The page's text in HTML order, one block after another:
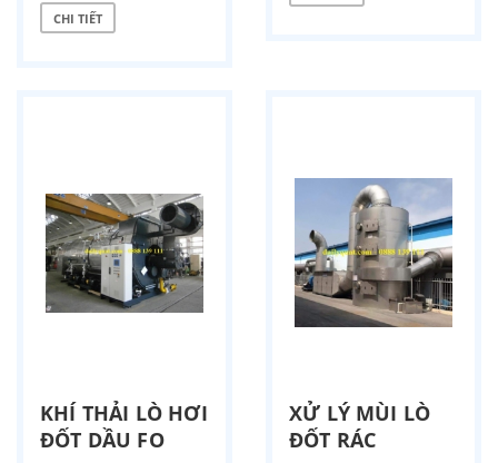
CHI TIẾT
KHÍ THẢI LÒ HƠI
ĐỐT DẦU FO
XỬ LÝ MÙI LÒ
ĐỐT RÁC